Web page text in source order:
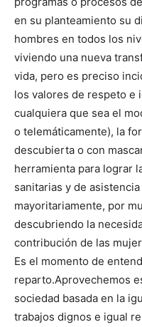
en su planteamiento su
hombres en todos los
viviendo una nueva
vida, pero es preciso
los valores de respeto e
cualquiera que sea el
o telemáticamente), la
descubierta o con
herramienta para lograr
sanitarias y de
mayoritariamente, por
descubriendo la
contribución de las
Es el momento de
reparto.Aprovechemos
sociedad basada en la
trabajos dignos e igual